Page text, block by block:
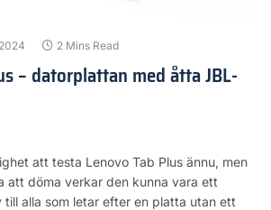
2 Mins Read
– datorplattan med åtta JBL-
att testa Lenovo Tab Plus ännu, men
att döma verkar den kunna vara ett
till alla som letar efter en platta utan ett